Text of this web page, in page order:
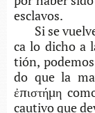
esclavos.
Si se
ca lo dicho a
tión,
do que la
ἐπιστήμη
cau­ti­vo que